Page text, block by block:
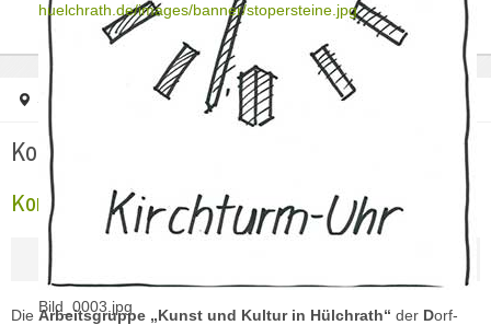
Bild_0003.jpg
huelchrath.de/images/banner/stopersteine.jpg
Startseite Kontakt
Kontakt
Kontakt KuK
Die Arbeitsgruppe „Kunst und Kultur in Hülchrath“ der Dorf-